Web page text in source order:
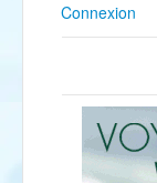
Connexion